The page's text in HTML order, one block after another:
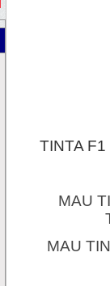
TINTA
MAU
MAU